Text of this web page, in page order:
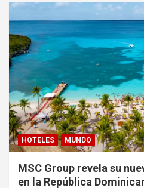
HOTELES MUNDO
MSC Group revela su
en la República